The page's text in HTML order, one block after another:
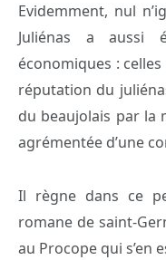
Evidemment, nul
Juliénas a aussi
économiques :
réputation du
du beaujolais par la
agrémentée d’une
Il règne dans ce
romane de saint-
au Procope qui s’en